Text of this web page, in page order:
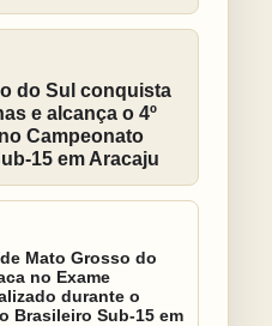
do Sul conquista
e alcança o 4º
Campeonato
15 em Aracaju
Mato Grosso do
no Exame
durante o
Brasileiro Sub-15 em